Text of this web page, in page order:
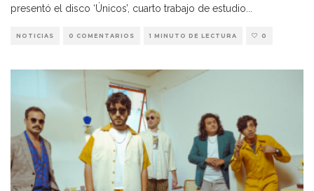
presentó el disco ‘Únicos’, cuarto trabajo de estudio...
NOTICIAS 0 COMENTARIOS 1 MINUTO DE LECTURA 0